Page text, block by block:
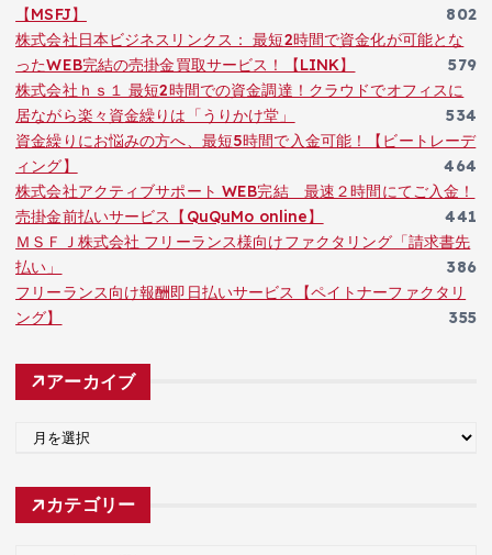
【MSFJ】
802
株式会社日本ビジネスリンクス： 最短2時間で資金化が可能とな
ったWEB完結の売掛金買取サービス！【LINK】
579
株式会社ｈｓ１ 最短2時間での資金調達！クラウドでオフィスに
居ながら楽々資金繰りは「うりかけ堂」
534
資金繰りにお悩みの方へ、最短5時間で入金可能！【ビートレーデ
ィング】
464
株式会社アクティブサポート WEB完結 最速２時間にてご入金！
売掛金前払いサービス【QuQuMo online】
441
ＭＳＦＪ株式会社 フリーランス様向けファクタリング「請求書先
払い」
386
フリーランス向け報酬即日払いサービス【ペイトナーファクタリ
ング】
355
アーカイブ
カ
カテゴリー